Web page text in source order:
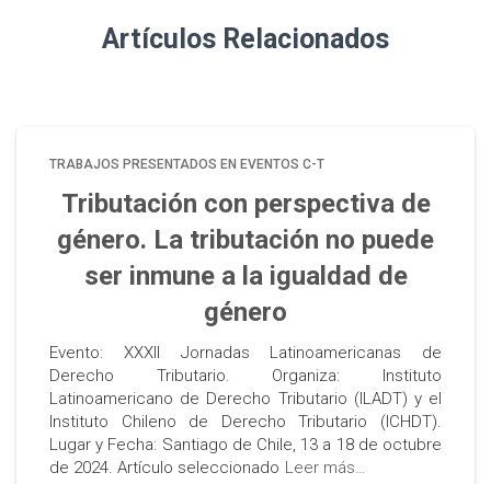
Artículos Relacionados
TRABAJOS PRESENTADOS EN EVENTOS C-T
Tributación con perspectiva de
género. La tributación no puede
ser inmune a la igualdad de
género
Evento: XXXII Jornadas Latinoamericanas de
Derecho Tributario. Organiza: Instituto
Latinoamericano de Derecho Tributario (ILADT) y el
Instituto Chileno de Derecho Tributario (ICHDT).
Lugar y Fecha: Santiago de Chile, 13 a 18 de octubre
de 2024. Artículo seleccionado Leer más…